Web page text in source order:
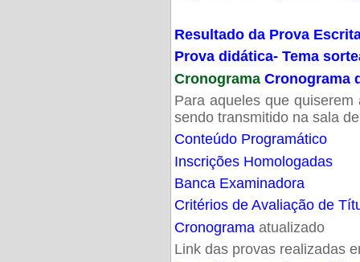
Resultado da Prova
Prova didática- Tema
Cronograma Cronograma
Para aqueles que
sendo transmitido na sala
Conteúdo Programático
Inscrições Homologadas
Banca Examinadora
Critérios de Avaliação de
Cronogramaatualizado
Link das provas realizadas